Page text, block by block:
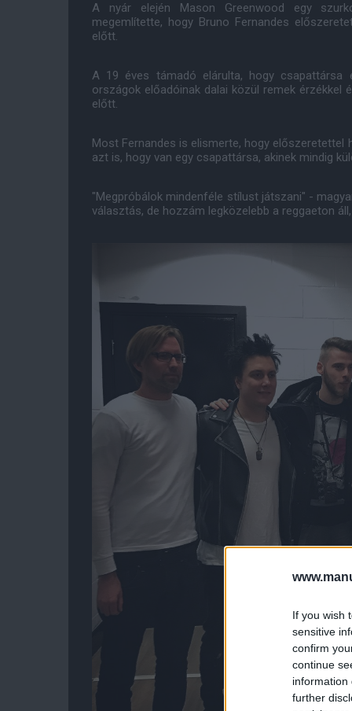
If you wish
sensitive
confirm
continue
information
further
A nyár elején Mason Greenwood egy
megemlítette, hogy Bruno Fernandes
előtt.
A 19 éves támadó elárulta, hogy
országok előadóinak dalai közül remek
előtt.
Most Fernandes is elismerte, hogy előszeretettel
azt is, hogy van egy csapattársa, akinek mindig
"Megpróbálok mindenféle stílust játszani" -
választás, de hozzám legközelebb a reggaeton